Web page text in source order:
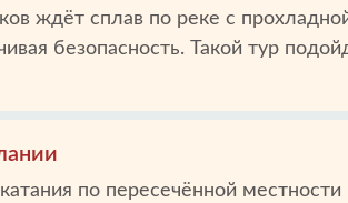
ждёт сплав по реке с
безопасность. Такой тур
по пересечённой местности